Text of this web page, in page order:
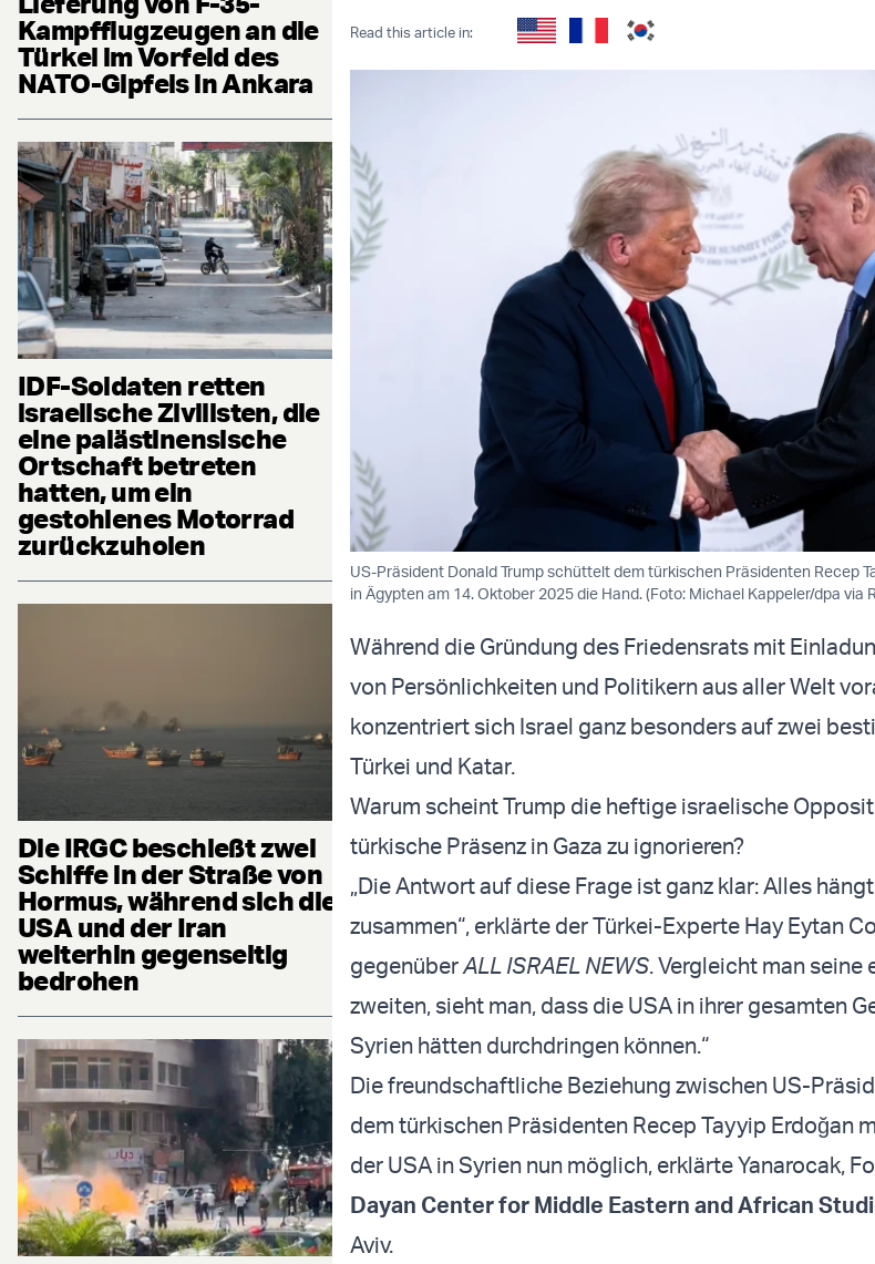
Kampfflugzeugen an die
Türkei im Vorfeld des
NATO-Gipfels in Ankara
IDF-Soldaten retten
israelische Zivilisten, die
eine palästinensische
Ortschaft betreten
hatten, um ein
gestohlenes Motorrad
zurückzuholen
Die IRGC beschießt zwei
Schiffe in der Straße von
Hormus, während sich die
USA und der Iran
weiterhin gegenseitig
bedrohen
Read this article in:
US-Präsident Donald Trump schüttelt dem türkischen Präsidenten Recep
in Ägypten am 14. Oktober 2025 die Hand. (Foto: Michael Kappeler/dpa via
Während die Gründung des Friedensrats mit
von Persönlichkeiten und Politikern aus aller Welt
konzentriert sich Israel ganz besonders auf zwei
Türkei und Katar.
Warum scheint Trump die heftige israelische
türkische Präsenz in Gaza zu ignorieren?
„Die Antwort auf diese Frage ist ganz klar: Alles
zusammen“, erklärte der Türkei-Experte Hay Eytan
gegenüberALL ISRAEL NEWS. Vergleicht man
zweiten, sieht man, dass die USA in ihrer gesamten
Syrien hätten durchdringen können.“
Die freundschaftliche Beziehung zwischen US-
dem türkischen Präsidenten Recep Tayyip Erdoğan
der USA in Syrien nun möglich, erklärte Yanarocak,
Dayan Center for Middle Eastern and African
Aviv.